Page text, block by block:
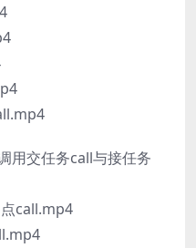
用交任务call与接任务
call.mp4